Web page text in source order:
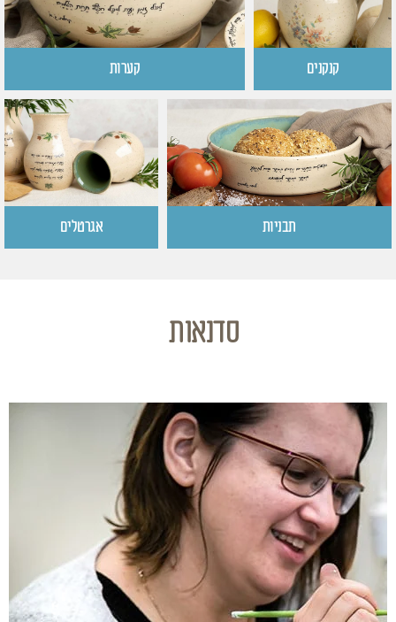
קנקנים קערות
תבניות אגרטלים
סדנאות
בואי לדבר על המילים שנוגעות לך בלב, אלו שמדברות אלייך
ואותך. בואי להתנסות, ליצור ולצבוע – בשביל הכיף שלך
בסדנה כל משתתפת כותבת את המילים שהיא אוהבת על כלי
קרמיקה שימושי. הסדנה מאפשרת שיחה על המילים
שמרגשות אותנו, התנסות בכתיבה במכחול ועל כלי תלת
מימדי, משחק בשילובי צבעים ויצירה חופשית ומהנה.